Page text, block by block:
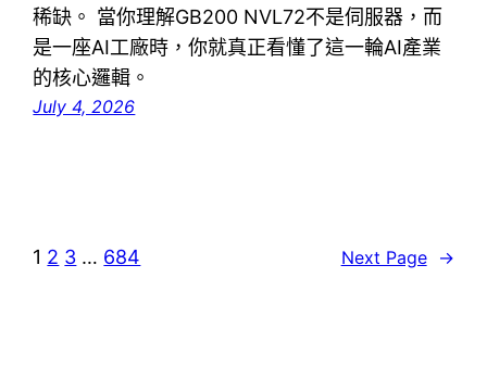
稀缺。 當你理解GB200 NVL72不是伺服器，而
是一座AI工廠時，你就真正看懂了這一輪AI產業
的核心邏輯。
July 4, 2026
1 2 3 … 684 Next Page →